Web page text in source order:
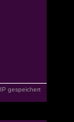
IP gespeichert